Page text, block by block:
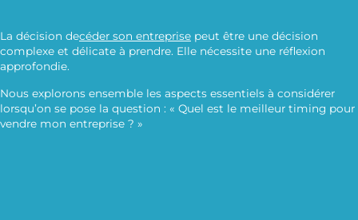
La décision decéder son entreprise peut être une décision
complexe et délicate à prendre. Elle nécessite une réflexion
approfondie.
Nous explorons ensemble les aspects essentiels à considérer
lorsqu’on se pose la question : « Quel est le meilleur timing pour
vendre mon entreprise ? »